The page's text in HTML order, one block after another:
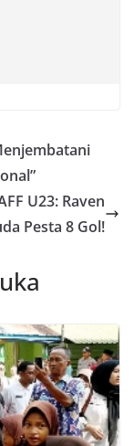
U23: Raven
Pesta 8 Gol!